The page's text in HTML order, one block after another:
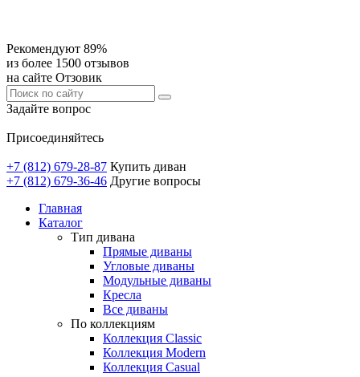
Рекомендуют 89%
из более 1500 отзывов
на сайте Отзовик
Задайте вопрос
Присоединяйтесь
+7 (812) 679-28-87 Купить диван
+7 (812) 679-36-46 Другие вопросы
Главная
Каталог
Тип дивана
Прямые диваны
Угловые диваны
Модульные диваны
Кресла
Все диваны
По коллекциям
Коллекция Classic
Коллекция Modern
Коллекция Casual